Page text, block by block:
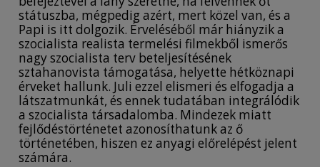
státuszba, mégpedig azért, mert közel van, és a
Papi is itt dolgozik. Érveléséből már hiányzik a
szocialista realista termelési filmekből ismerős
nagy szocialista terv beteljesítésének
sztahanovista támogatása, helyette hétköznapi
érveket hallunk. Juli ezzel elismeri és elfogadja a
látszatmunkát, és ennek tudatában integrálódik
a szocialista társadalomba. Mindezek miatt
fejlődéstörténetet azonosíthatunk az ő
történetében, hiszen ez anyagi előrelépést jelent
számára.